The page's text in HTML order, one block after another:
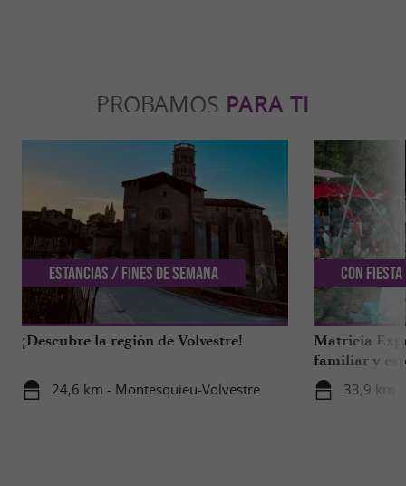
PROBAMOS PARA TI
¡Descubre la región de Volvestre!
24,6 km - Montesquieu-Volvestre
Estancias / Fines de semana
Matricia
familiar y
bosque de
33,9 km
Con Fiesta